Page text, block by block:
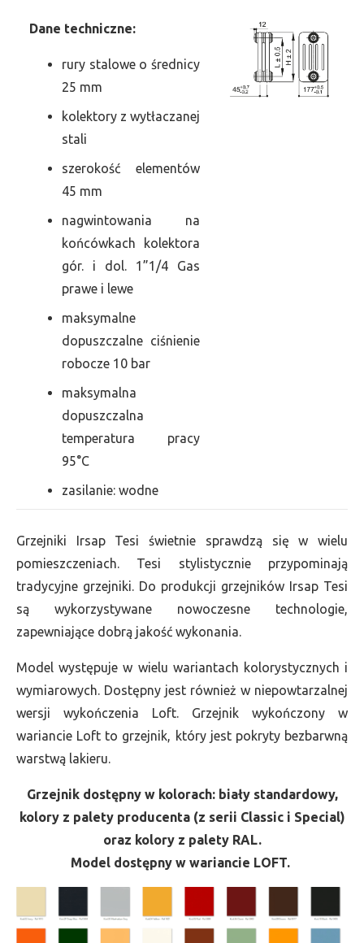
Dane techniczne:
rury stalowe o średnicy
25 mm
kolektory z wytłaczanej
stali
szerokość elementów
45 mm
nagwintowania na
końcówkach kolektora
gór. i dol. 1”1/4 Gas
prawe i lewe
maksymalne
dopuszczalne ciśnienie
robocze 10 bar
maksymalna
dopuszczalna
temperatura pracy
95°C
zasilanie: wodne
Grzejniki Irsap Tesi świetnie sprawdzą się w wielu
pomieszczeniach. Tesi stylistycznie przypominają
tradycyjne grzejniki. Do produkcji grzejników Irsap Tesi
są wykorzystywane nowoczesne technologie,
zapewniające dobrą jakość wykonania.
Model występuje w wielu wariantach kolorystycznych i
wymiarowych. Dostępny jest również w niepowtarzalnej
wersji wykończenia Loft. Grzejnik wykończony w
wariancie Loft to grzejnik, który jest pokryty bezbarwną
warstwą lakieru.
Grzejnik dostępny w kolorach: biały standardowy,
kolory z palety producenta (z serii Classic i Special)
oraz kolory z palety RAL.
Model dostępny w wariancie LOFT.